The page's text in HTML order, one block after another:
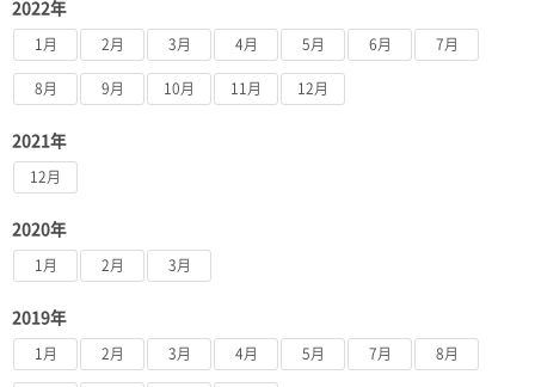
2022年
1月 2月 3月 4月 5月 6月 7月
8月 9月 10月 11月 12月
2021年
12月
2020年
1月 2月 3月
2019年
1月 2月 3月 4月 5月 7月 8月